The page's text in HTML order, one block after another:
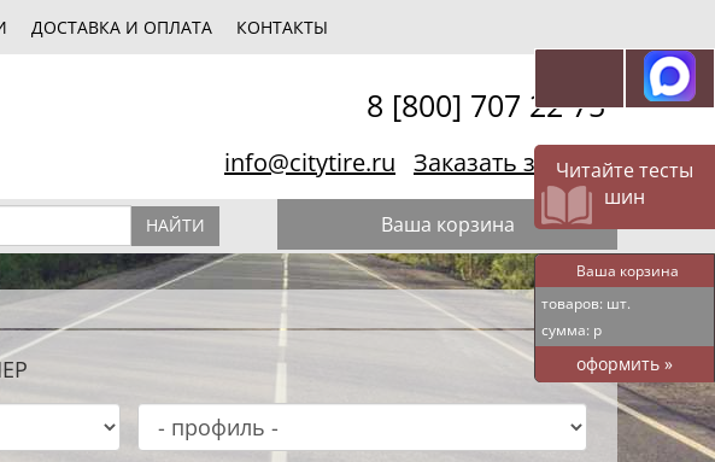
Читайте тесты
шин
Ваша корзина
товаров: шт.
сумма: р
оформить »
ДОСТАВКА И ОПЛАТА КОНТАКТЫ
8 [800] 707 22 75
info@citytire.ru Заказать звонок
НАЙТИ Ваша корзина